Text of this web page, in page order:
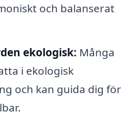
och balanserat
ekologisk: Många
i ekologisk
och kan guida dig för